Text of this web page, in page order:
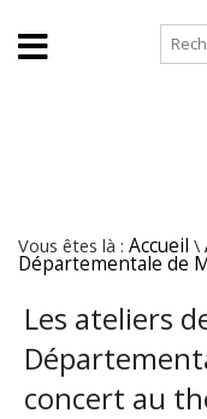
Vous êtes là : Accueil \
Départementale de
Les ateliers
concert au